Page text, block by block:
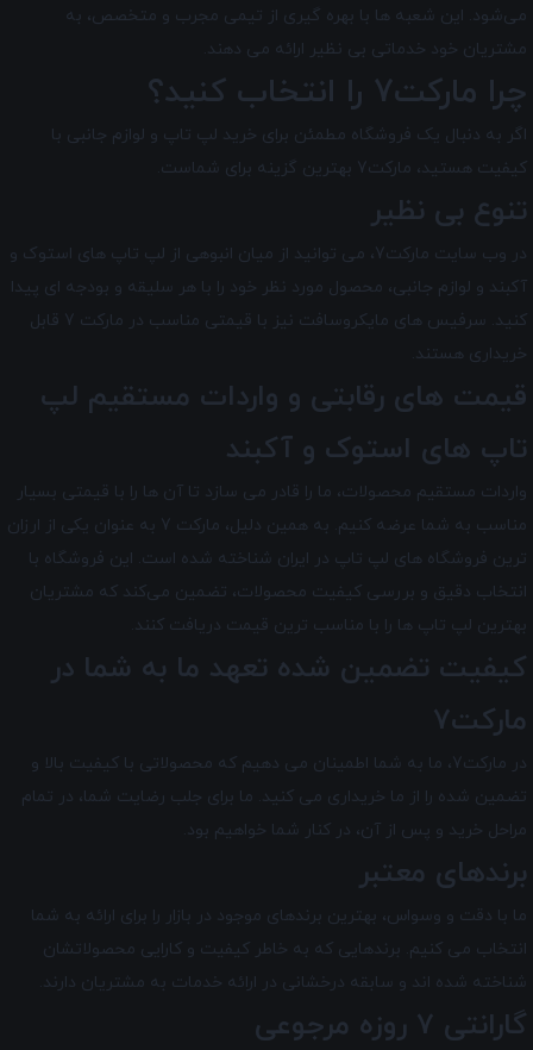
می‌شود. این شعبه ها با بهره گیری از تیمی مجرب و متخصص، به
مشتریان خود خدماتی بی نظیر ارائه می دهند.
چرا مارکت7 را انتخاب کنید؟
اگر به دنبال یک فروشگاه مطمئن برای خرید لپ تاپ و لوازم جانبی با
کیفیت هستید، مارکت7 بهترین گزینه برای شماست.
تنوع بی نظیر
در وب سایت مارکت7، می توانید از میان انبوهی از لپ تاپ های استوک و
آکبند و لوازم جانبی، محصول مورد نظر خود را با هر سلیقه و بودجه ای پیدا
کنید. سرفیس های مایکروسافت نیز با قیمتی مناسب در مارکت 7 قابل
خریداری هستند.
قیمت های رقابتی و واردات مستقیم لپ
تاپ های استوک و آکبند
واردات مستقیم محصولات، ما را قادر می سازد تا آن ها را با قیمتی بسیار
مناسب به شما عرضه کنیم. به همین دلیل، مارکت 7 به عنوان یکی از ارزان
ترین فروشگاه های لپ تاپ در ایران شناخته شده است. این فروشگاه با
انتخاب دقیق و بررسی کیفیت محصولات، تضمین می‌کند که مشتریان
بهترین لپ تاپ ها را با مناسب ترین قیمت دریافت کنند.
کیفیت تضمین شده تعهد ما به شما در
مارکت7
در مارکت7 ، ما به شما اطمینان می دهیم که محصولاتی با کیفیت بالا و
تضمین شده را از ما خریداری می کنید. ما برای جلب رضایت شما، در تمام
مراحل خرید و پس از آن، در کنار شما خواهیم بود.
برندهای معتبر
ما با دقت و وسواس، بهترین برندهای موجود در بازار را برای ارائه به شما
انتخاب می کنیم. برندهایی که به خاطر کیفیت و کارایی محصولاتشان
شناخته شده اند و سابقه درخشانی در ارائه خدمات به مشتریان دارند.
گارانتی 7 روزه مرجوعی